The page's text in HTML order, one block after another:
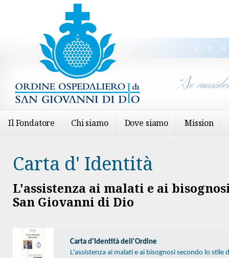
Il Fondatore Chi siamo Dove siamo Mission
“Se
Carta d' Identità
L'assistenza ai malati e ai
San Giovanni di Dio
Carta d'Identità dell'Ordine
L'assistenza ai malati e ai bisognosi secondo lo stile